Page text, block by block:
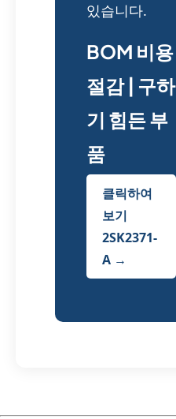
있습니다.
BOM 비용
절감 | 구하
기 힘든 부
품
클릭하여
보기
2SK2371-
A →